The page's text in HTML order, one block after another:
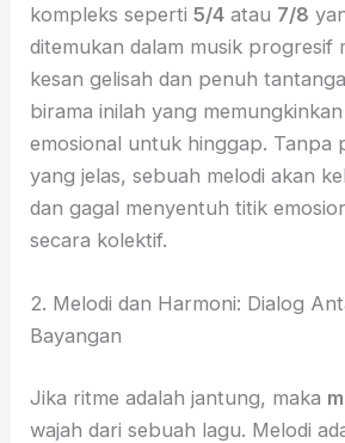
kompleks seperti5/4 atau 7/8
ditemukan dalam musik progresif
kesan gelisah dan penuh
birama inilah yang
emosional untuk hinggap. Tanpa
yang jelas, sebuah melodi akan
dan gagal menyentuh titik
secara kolektif.
2. Melodi dan Harmoni: Dialog
Bayangan
Jika ritme adalah jantung, maka
wajah dari sebuah lagu. Melodi